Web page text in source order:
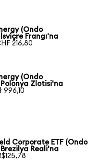
(Ondo
Frangı'na
216,80
(Ondo
Zlotisi'na
996,10
Corporate ETF (Ondo
Reali'na